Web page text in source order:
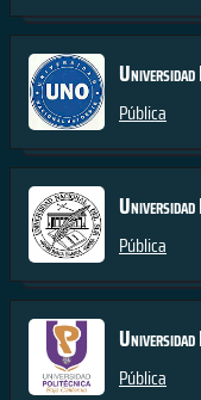
Pública
Pública
Pública